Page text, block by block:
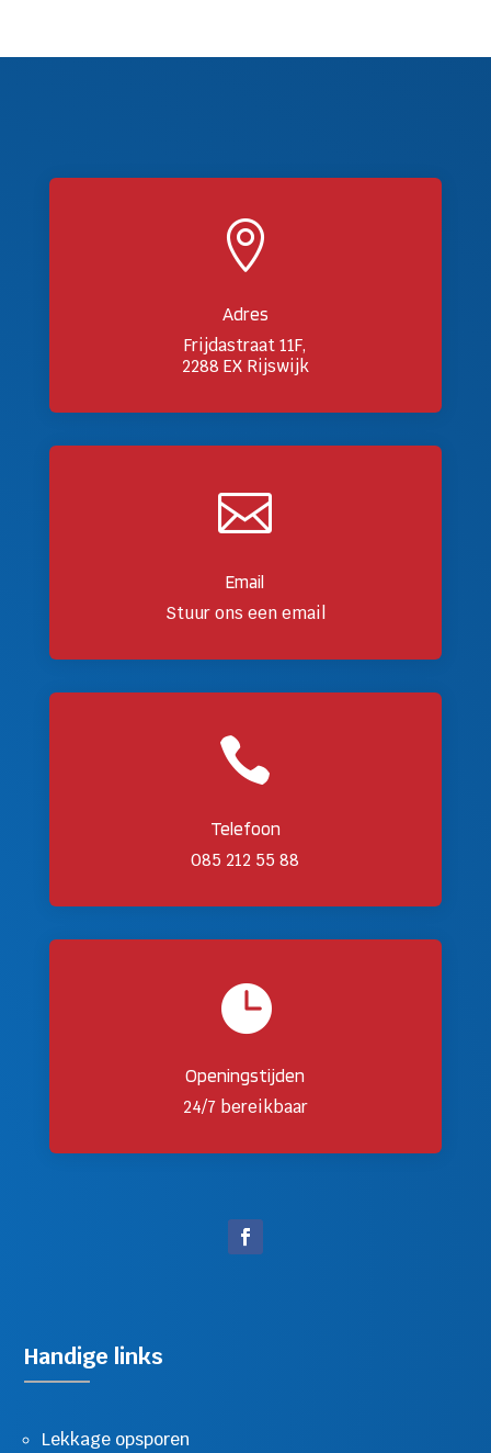

Adres
Frijdastraat 11F,
2288 EX Rijswijk

Email
Stuur ons een email

Telefoon
085 212 55 88

Openingstijden
24/7 bereikbaar
Handige links
Lekkage opsporen